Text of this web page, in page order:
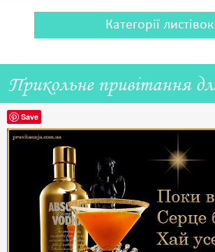
Категорії листівок
Прикольне привітання
Save